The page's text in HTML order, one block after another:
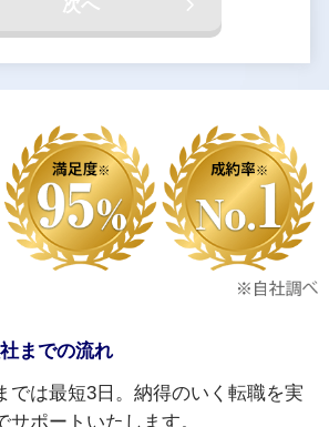
次へ
までの流れ
では最短3日。納得のいく転職を実
ポートいたします。